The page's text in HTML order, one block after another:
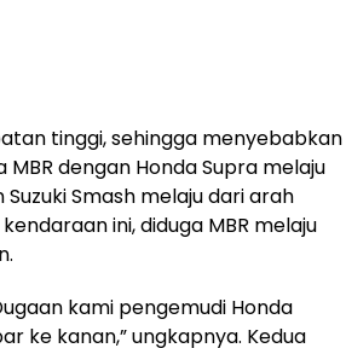
tinggi, sehingga menyebabkan
dengan Honda Supra melaju
Smash melaju dari arah
ini, diduga MBR melaju
kami pengemudi Honda
ke kanan,” ungkapnya. Kedua